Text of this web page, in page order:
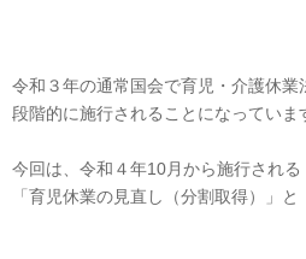
令和３年の通常国会で育児・介護休業
段階的に施行されることになっていま
今回は、令和４年10月から施行される
「育児休業の見直し（分割取得）」